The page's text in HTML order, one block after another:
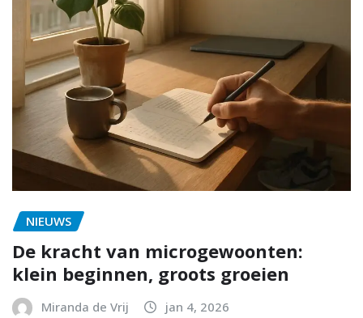
NIEUWS
De kracht van microgewoonten:
klein beginnen, groots groeien
Miranda de Vrij jan 4, 2026